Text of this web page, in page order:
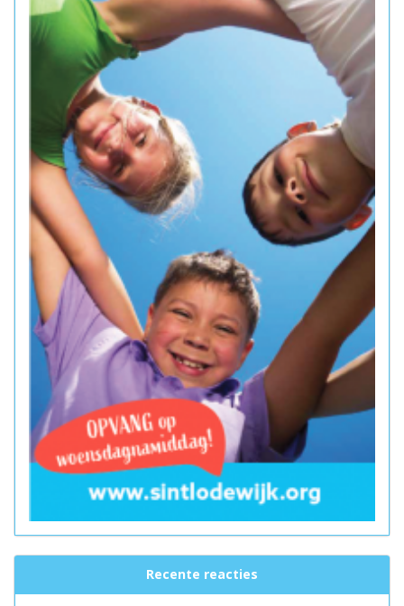
Recente reacties